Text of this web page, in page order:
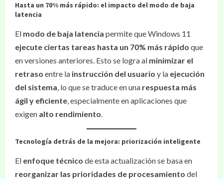
Hasta un 70% más rápido: el impacto del modo de baja
latencia
El modo de baja latencia permite que Windows 11
ejecute ciertas tareas hasta un 70% más rápido que
en versiones anteriores. Esto se logra al minimizar el
retraso entre la instrucción del usuario y la ejecución
del sistema, lo que se traduce en una respuesta más
ágil y eficiente, especialmente en aplicaciones que
exigen alto rendimiento.
Tecnología detrás de la mejora: priorización inteligente
El enfoque técnico de esta actualización se basa en
reorganizar las prioridades de procesamiento del